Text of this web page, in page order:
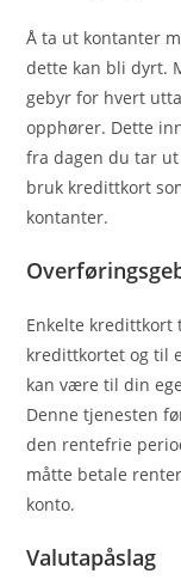
Å ta ut kontanter
dette kan bli dyrt.
gebyr for hvert
opphører. Dette
fra dagen du tar
bruk kredittkort
kontanter.
Enkelte kredittkort
kredittkortet og til
kan være til din
Denne tjenesten
den rentefrie
måtte betale
konto.
Valutapåslag